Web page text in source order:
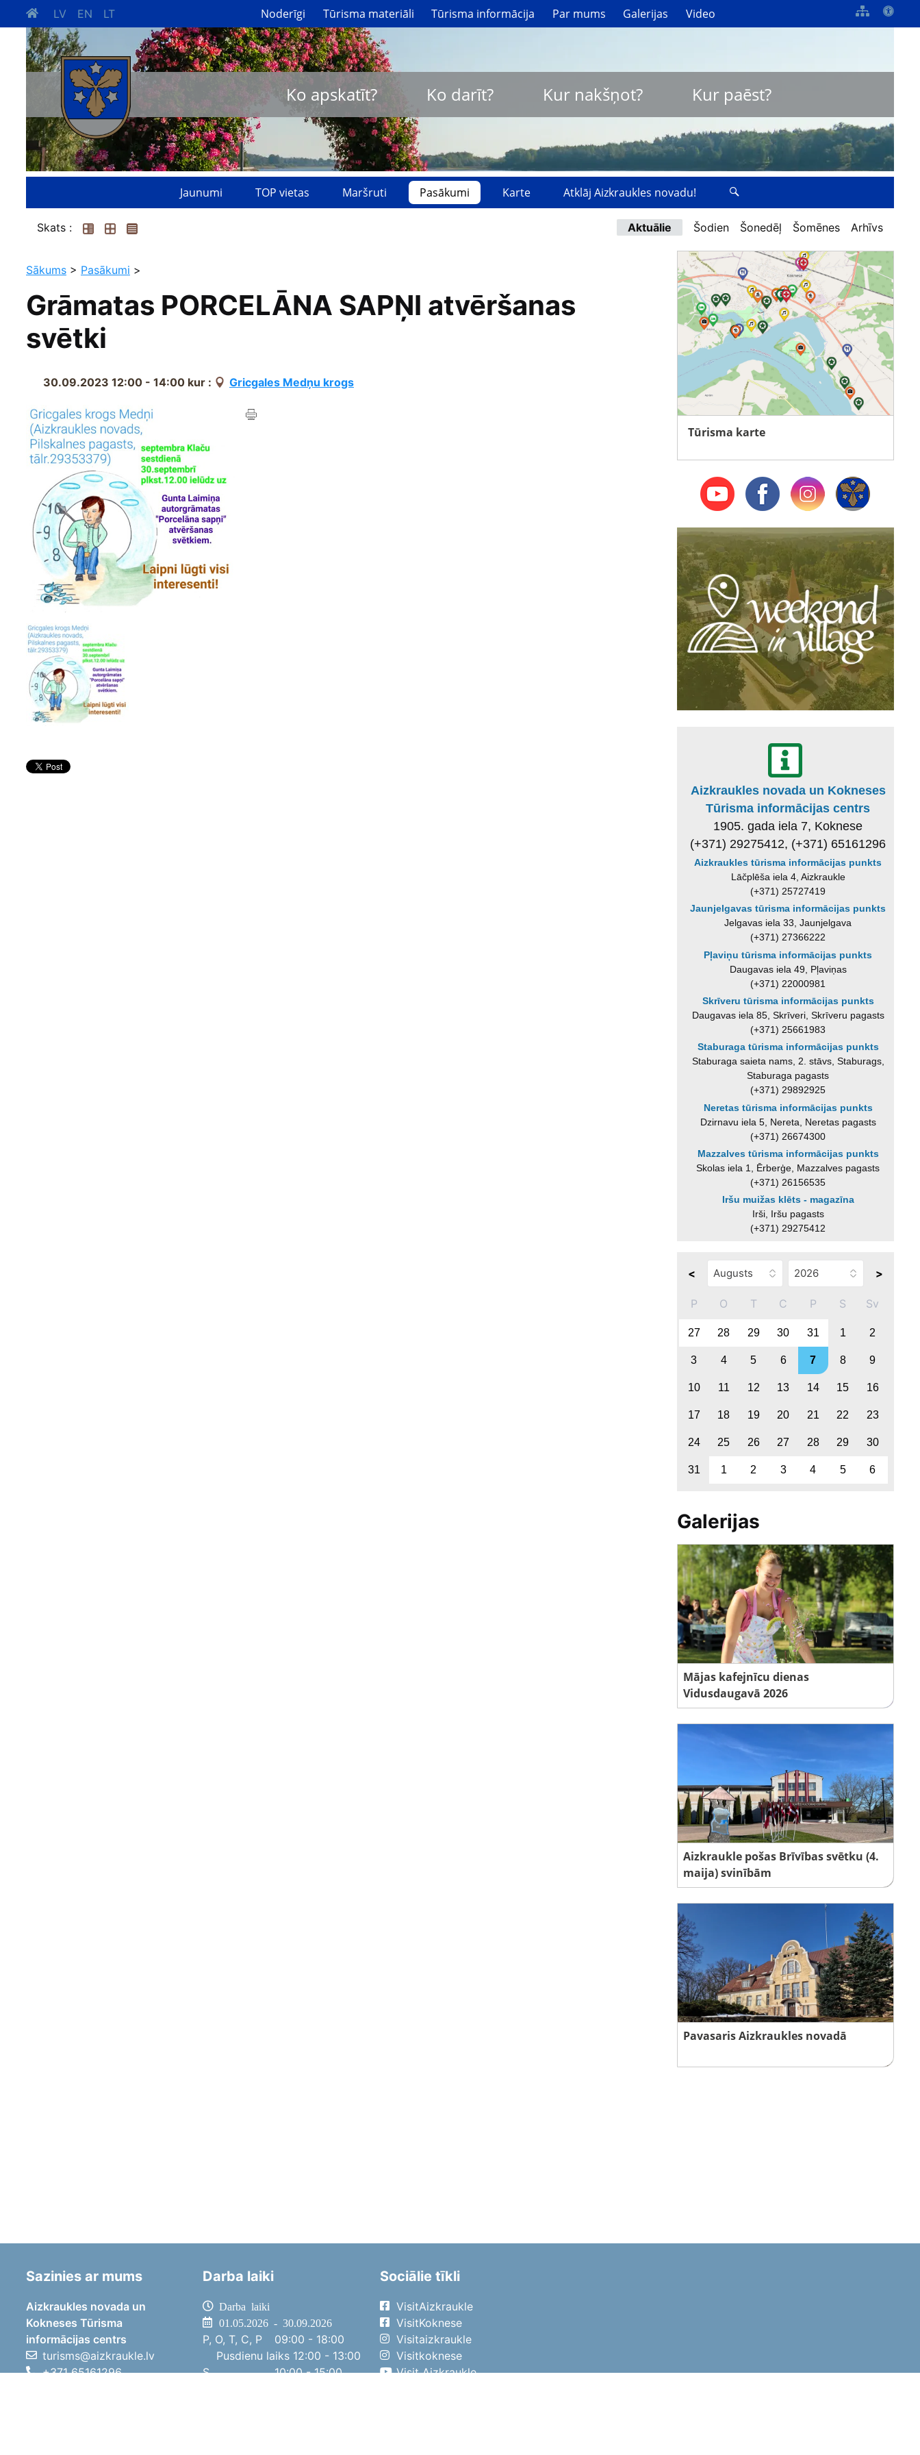
LV EN LT Noderīgi Tūrisma materiāli Tūrisma informācija Par mums Galerijas Video
Ko apskatīt? Ko darīt? Kur nakšņot? Kur paēst?
Jaunumi TOP vietas Maršruti Pasākumi Karte Atklāj Aizkraukles novadu!
Skats : Aktuālie Šodien Šonedēļ Šomēnes Arhīvs
Sākums > Pasākumi >
Grāmatas PORCELĀNA SAPŅI atvēršanas
svētki
30.09.2023 12:00 - 14:00 kur : Gricgales Medņu krogs
Tūrisma karte
Aizkraukles novada un Kokneses
Tūrisma informācijas centrs
1905. gada iela 7, Koknese
(+371) 29275412, (+371) 65161296
Aizkraukles tūrisma informācijas punkts
Lāčplēša iela 4, Aizkraukle
(+371) 25727419
Jaunjelgavas tūrisma informācijas punkts
Jelgavas iela 33, Jaunjelgava
(+371) 27366222
Pļaviņu tūrisma informācijas punkts
Daugavas iela 49, Pļaviņas
(+371) 22000981
Skrīveru tūrisma informācijas punkts
Daugavas iela 85, Skrīveri, Skrīveru pagasts
(+371) 25661983
Staburaga tūrisma informācijas punkts
Staburaga saieta nams, 2. stāvs, Staburags,
Staburaga pagasts
(+371) 29892925
Neretas tūrisma informācijas punkts
Dzirnavu iela 5, Nereta, Neretas pagasts
(+371) 26674300
Mazzalves tūrisma informācijas punkts
Skolas iela 1, Ērberģe, Mazzalves pagasts
(+371) 26156535
Iršu muižas klēts - magazīna
Irši, Iršu pagasts
(+371) 29275412
< >
P O T C P S Sv
27 28 29 30 31 1 2
3 4 5 6 7 8 9
10 11 12 13 14 15 16
17 18 19 20 21 22 23
24 25 26 27 28 29 30
31 1 2 3 4 5 6
Galerijas
Mājas kafejnīcu dienas
Vidusdaugavā 2026
Aizkraukle pošas Brīvības svētku (4.
maija) svinībām
Pavasaris Aizkraukles novadā
Sazinies ar mums
Aizkraukles novada un
Kokneses Tūrisma
informācijas centrs
turisms@aizkraukle.lv
+371 65161296
Darba laiki
Darba laiki
01.05.2026 - 30.09.2026
P, O, T, C, P
09:00 - 18:00
Pusdienu laiks 12:00 - 13:00
S
10:00 - 15:00
Sociālie tīkli
VisitAizkraukle
VisitKoknese
Visitaizkraukle
Visitkoknese
Visit Aizkraukle